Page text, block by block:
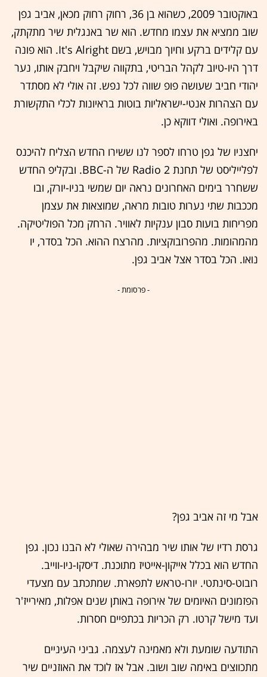
באוקטובר 2009, כשהוא בן 36, רחוק רחוק מכאן, אביב גפן
שוב ממציא את עצמו מחדש. הוא שר באנגלית שיר מתקתק,
עם קלידים ברקע וחיוך מבויש, בשם It's Alright. הוא פונה
דרך היו-טיוב לקהל הבריטי, בתקווה שיקבל ויחבק אותו, נער
יהודי חביב שעושה פופ שווה לכל נפש. זה אולי לא מסתדר
עם הצהרות אנטי-ישראליות בוטות בראיונות לכלי התקשורת
באירופה. ואולי דווקא כן.
יחצניו של גפן טרחו לספר לנו ששירו החדש הצליח להיכנס
לפלייליסט של תחנת Radio 2 של ה-BBC. ובקליפ החדש
ששחרר בימים האחרונים נראה יום שמשי בניו-יורק, ובו
מככבות שתי נערות טובות מראה, שמוצאות את עצמן
מפריחות בועות סבון ענקיות לאוויר. הרחק מכל הפוליטיקה.
מהמהומות. מהפרובוקציות. מהרצח ההוא. הכל בסדר, יו
נואו. הכל בסדר אצל אביב גפן.
- פרסומת -
אבל מי זה אביב גפן?
גרסת רדיו של אותו שיר מבהירה שאולי לא הבנו נכון. גפן
החדש הוא בכלל אייקון-אייטיז מתוכנת. דיסקו-ניו-ווייב.
רובוט-סינתטי. יורו-טראש לתפארת. שמתכתב עם מצעדי
הפזמונים האיומים של אירופה באותן שנים אפלות, מאירייז'ר
ועד מישל קרטו. רק הכריות בכתפיים חסרות.
התודעה שומעת ולא מאמינה לעצמה. גביני העיניים
מתכווצים באימה שוב ושוב. אבל אז לוכד את האוזניים שיר